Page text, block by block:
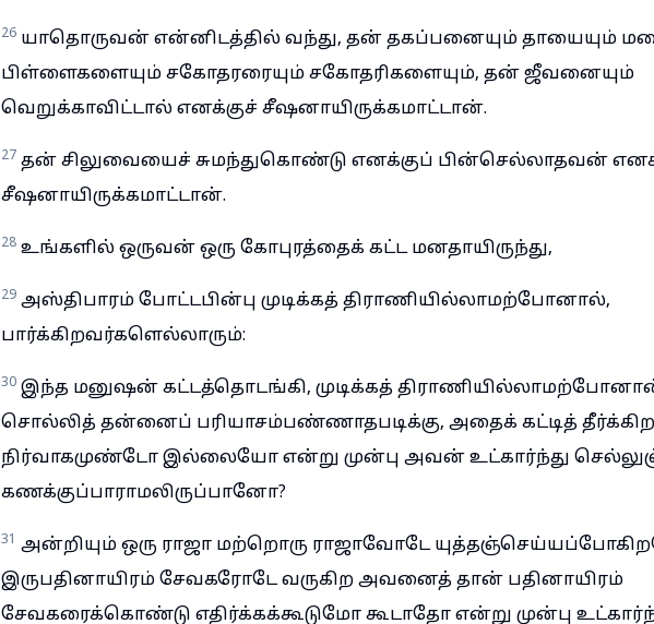
26 யாதொருவன் என்னிடத்தில் வந்து, தன் தகப்பனையும் தாயையும்
பிள்ளைகளையும் சகோதரரையும் சகோதரிகளையும், தன் ஜீவனையும்
வெறுக்காவிட்டால் எனக்குச் சீஷனாயிருக்கமாட்டான்.
27 தன் சிலுவையைச் சுமந்துகொண்டு எனக்குப் பின்செல்லாதவன்
சீஷனாயிருக்கமாட்டான்.
28 உங்களில் ஒருவன் ஒரு கோபுரத்தைக் கட்ட மனதாயிருந்து,
29 அஸ்திபாரம் போட்டபின்பு முடிக்கத் திராணியில்லாமற்போனால்,
பார்க்கிறவர்களெல்லாரும்:
30 இந்த மனுஷன் கட்டத்தொடங்கி, முடிக்கத்
சொல்லித் தன்னைப் பரியாசம்பண்ணாதபடிக்கு, அதைக் கட்டித்
நிர்வாகமுண்டோ இல்லையோ என்று முன்பு அவன் உட்கார்ந்து
கணக்குப்பாராமலிருப்பானோ?
31 அன்றியும் ஒரு ராஜா மற்றொரு ராஜாவோடே
இருபதினாயிரம் சேவகரோடே வருகிற அவனைத் தான் பதினாயிரம்
சேவகரைக்கொண்டு எதிர்க்கக்கூடுமோ கூடாதோ என்று முன்பு